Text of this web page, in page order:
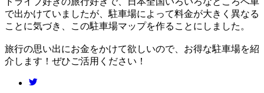
で出かけていましたが、駐車場によって料金が大きく異なる
ことに気づき、この駐車場マップを作ることにしました。
旅行の思い出にお金をかけて欲しいので、お得な駐車場を紹
介します！ぜひご活用ください！